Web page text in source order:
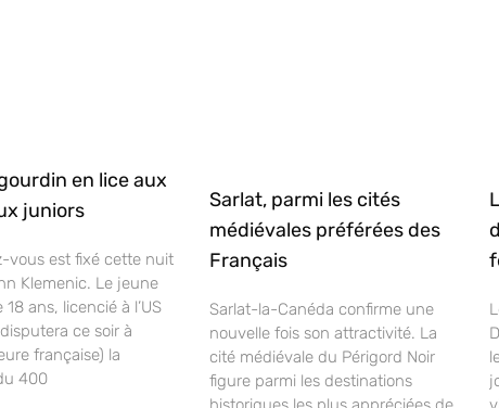
en lice aux
juniors
vous est fixé cette nuit
Klemenic. Le jeune
ans, licencié à l’US
ce soir à
française) la
400
Sarlat, parmi les cités
médiévales préférées des
Français
Sarlat-la-Canéda confirme une
nouvelle fois son attractivité. La
cité médiévale du Périgord Noir
figure parmi les destinations